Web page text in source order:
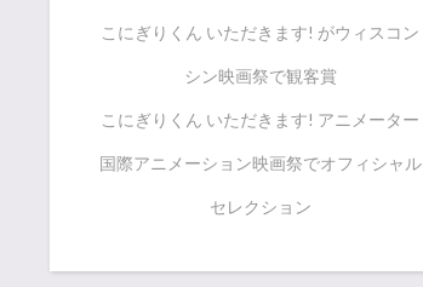
こにぎりくん いただきます! がウィスコン
シン映画祭で観客賞
こにぎりくん いただきます! アニメーター
国際アニメーション映画祭でオフィシャル
セレクション